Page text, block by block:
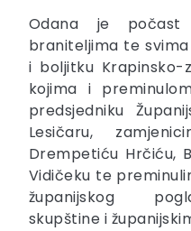
Odana je
braniteljima te
i boljitku Krapinsko-
kojima i
predsjedniku
Lesičaru,
Drempetiću Hrčiću,
Vidičeku te
županijskog
skupštine i